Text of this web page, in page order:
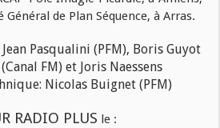
Général de Plan Séquence, à Arras.
Pasqualini (PFM), Boris Guyot
FM) et Joris Naessens
Nicolas Buignet (PFM)
RADIO PLUS le :